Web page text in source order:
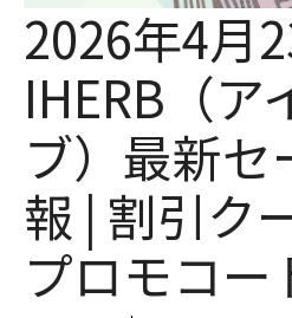
2026年4月
IHERB（ア
ブ）最新セ
報 | 割引ク
プロモコー